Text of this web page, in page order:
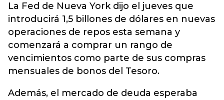
La Fed de Nueva York dijo el jueves que
introducirá 1,5 billones de dólares en nuevas
operaciones de repos esta semana y
comenzará a comprar un rango de
vencimientos como parte de sus compras
mensuales de bonos del Tesoro.
Además, el mercado de deuda esperaba